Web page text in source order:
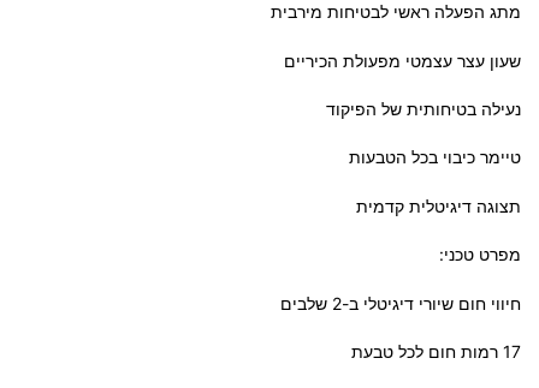
מתג הפעלה ראשי לבטיחות מירבית
שעון עצר עצמטי מפעולת הכיריים
נעילה בטיחותית של הפיקוד
טיימר כיבוי בכל הטבעות
תצוגה דיגיטלית קדמית
מפרט טכני:
חיווי חום שיורי דיגיטלי ב-2 שלבים
17 רמות חום לכל טבעת